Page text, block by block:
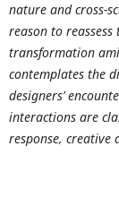
nature and cross-
reason to reassess
transformation
contemplates the
designers’
interactions are
response, creative